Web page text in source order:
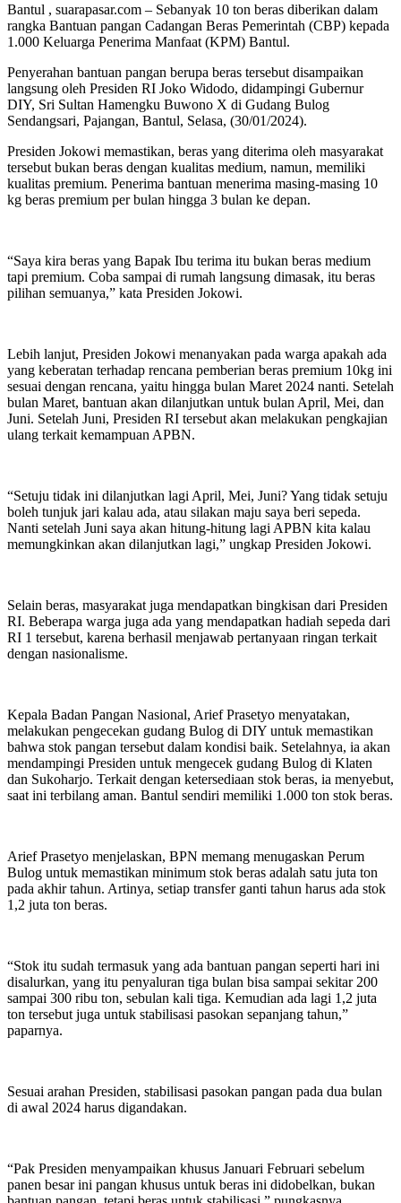
Bantul , suarapasar.com – Sebanyak 10 ton beras diberikan dalam
rangka Bantuan pangan Cadangan Beras Pemerintah (CBP) kepada
1.000 Keluarga Penerima Manfaat (KPM) Bantul.
Penyerahan bantuan pangan berupa beras tersebut disampaikan
langsung oleh Presiden RI Joko Widodo, didampingi Gubernur
DIY, Sri Sultan Hamengku Buwono X di Gudang Bulog
Sendangsari, Pajangan, Bantul, Selasa, (30/01/2024).
Presiden Jokowi memastikan, beras yang diterima oleh masyarakat
tersebut bukan beras dengan kualitas medium, namun, memiliki
kualitas premium. Penerima bantuan menerima masing-masing 10
kg beras premium per bulan hingga 3 bulan ke depan.
“Saya kira beras yang Bapak Ibu terima itu bukan beras medium
tapi premium. Coba sampai di rumah langsung dimasak, itu beras
pilihan semuanya,” kata Presiden Jokowi.
Lebih lanjut, Presiden Jokowi menanyakan pada warga apakah ada
yang keberatan terhadap rencana pemberian beras premium 10kg ini
sesuai dengan rencana, yaitu hingga bulan Maret 2024 nanti. Setelah
bulan Maret, bantuan akan dilanjutkan untuk bulan April, Mei, dan
Juni. Setelah Juni, Presiden RI tersebut akan melakukan pengkajian
ulang terkait kemampuan APBN.
“Setuju tidak ini dilanjutkan lagi April, Mei, Juni? Yang tidak setuju
boleh tunjuk jari kalau ada, atau silakan maju saya beri sepeda.
Nanti setelah Juni saya akan hitung-hitung lagi APBN kita kalau
memungkinkan akan dilanjutkan lagi,” ungkap Presiden Jokowi.
Selain beras, masyarakat juga mendapatkan bingkisan dari Presiden
RI. Beberapa warga juga ada yang mendapatkan hadiah sepeda dari
RI 1 tersebut, karena berhasil menjawab pertanyaan ringan terkait
dengan nasionalisme.
Kepala Badan Pangan Nasional, Arief Prasetyo menyatakan,
melakukan pengecekan gudang Bulog di DIY untuk memastikan
bahwa stok pangan tersebut dalam kondisi baik. Setelahnya, ia akan
mendampingi Presiden untuk mengecek gudang Bulog di Klaten
dan Sukoharjo. Terkait dengan ketersediaan stok beras, ia menyebut,
saat ini terbilang aman. Bantul sendiri memiliki 1.000 ton stok beras.
Arief Prasetyo menjelaskan, BPN memang menugaskan Perum
Bulog untuk memastikan minimum stok beras adalah satu juta ton
pada akhir tahun. Artinya, setiap transfer ganti tahun harus ada stok
1,2 juta ton beras.
“Stok itu sudah termasuk yang ada bantuan pangan seperti hari ini
disalurkan, yang itu penyaluran tiga bulan bisa sampai sekitar 200
sampai 300 ribu ton, sebulan kali tiga. Kemudian ada lagi 1,2 juta
ton tersebut juga untuk stabilisasi pasokan sepanjang tahun,”
paparnya.
Sesuai arahan Presiden, stabilisasi pasokan pangan pada dua bulan
di awal 2024 harus digandakan.
“Pak Presiden menyampaikan khusus Januari Februari sebelum
panen besar ini pangan khusus untuk beras ini didobelkan, bukan